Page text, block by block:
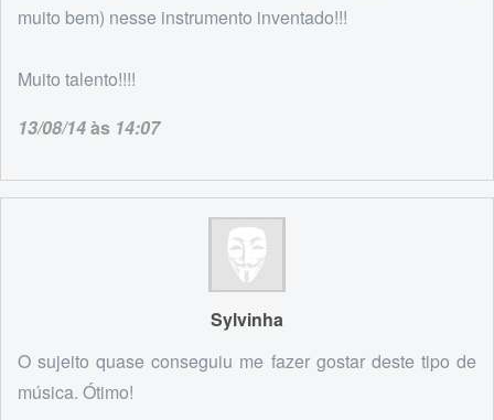
muito bem) nesse instrumento inventado!!!
Muito talento!!!!
13/08/14às 14:07
Sylvinha
O sujeito quase conseguiu me fazer gostar deste tipo de
música. Ótimo!